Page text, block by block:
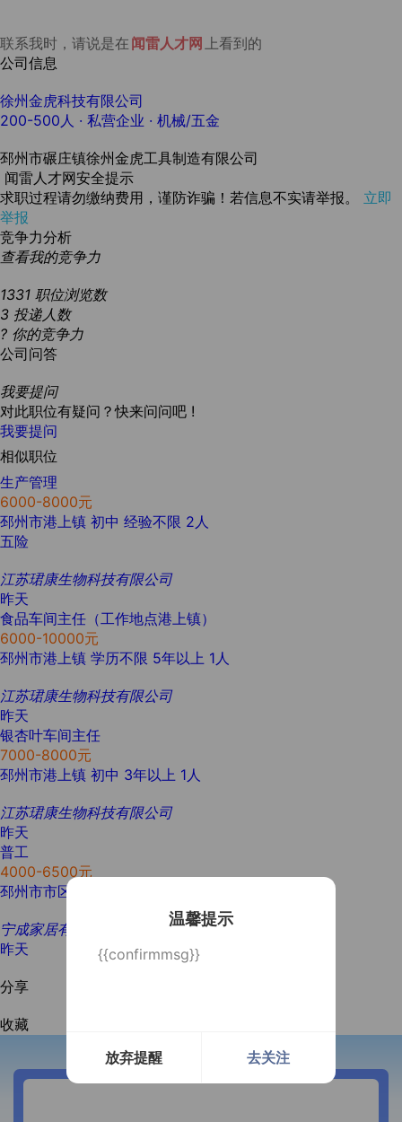
联系我时，请说是在 闻雷人才网 上看到的
公司信息
徐州金虎科技有限公司
200-500人 · 私营企业 · 机械/五金
邳州市碾庄镇徐州金虎工具制造有限公司
闻雷人才网安全提示
求职过程请勿缴纳费用，谨防诈骗！若信息不实请举报。 立即
举报
竞争力分析
查看我的竞争力
1331 职位浏览数
3 投递人数
? 你的竞争力
公司问答
我要提问
对此职位有疑问？快来问问吧 !
我要提问
相似职位
生产管理
6000-8000元
邳州市港上镇 初中 经验不限 2人
五险
江苏珺康生物科技有限公司
昨天
食品车间主任（工作地点港上镇）
6000-10000元
邳州市港上镇 学历不限 5年以上 1人
江苏珺康生物科技有限公司
昨天
银杏叶车间主任
7000-8000元
邳州市港上镇 初中 3年以上 1人
江苏珺康生物科技有限公司
昨天
普工
4000-6500元
邳州市市区
宁成家居有限公司
昨天
分享
收藏
温馨提示
{{confirmmsg}}
放弃提醒 去关注